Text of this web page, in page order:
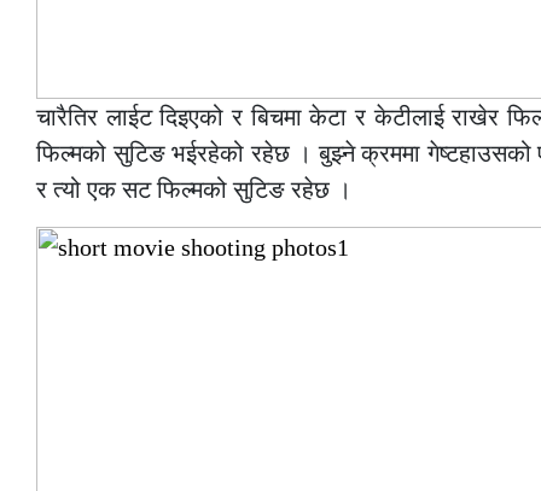
चारैतिर लाईट दिइएको र बिचमा केटा र केटीलाई राखेर
फिल्मको सुटिङ भईरहेको रहेछ । बुझ्ने क्रममा
र त्यो एक सट फिल्मको सुटिङ रहेछ ।